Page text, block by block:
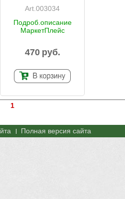
003034
Подроб.описание
МаркетПлейс
470 руб.
1
Полная версия сайта